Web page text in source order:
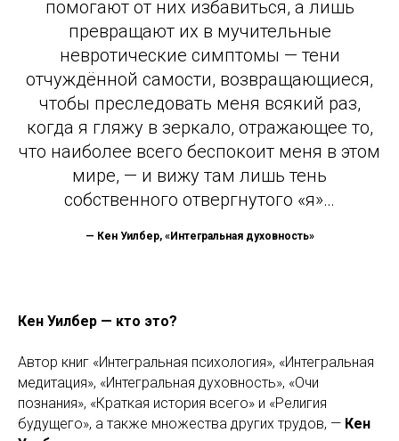
помогают от них избавиться, а лишь
превращают их в мучительные
невротические симптомы — тени
отчуждённой самости, возвращающиеся,
чтобы преследовать меня всякий раз,
когда я гляжу в зеркало, отражающее то,
что наиболее всего беспокоит меня в этом
мире, — и вижу там лишь тень
собственного отвергнутого «я»…
— Кен Уилбер, «Интегральная духовность»
Кен Уилбер — кто это?
Автор книг «Интегральная психология», «Интегральная
медитация», «Интегральная духовность», «Очи
познания», «Краткая история всего» и «Религия
будущего», а также множества других трудов, — Кен